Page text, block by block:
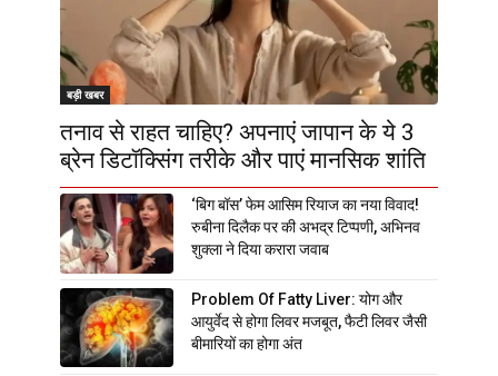
बड़ी खबर
तनाव से राहत चाहिए? अपनाएं जापान के ये 3
ब्रेन डिटॉक्सिंग तरीके और पाएं मानसिक शांति
‘बिग बॉस’ फेम आसिम रियाज का नया विवाद!
रुबीना दिलैक पर की अभद्र टिप्पणी, अभिनव
शुक्ला ने दिया करारा जवाब
Problem Of Fatty Liver: योग और
आयुर्वेद से होगा लिवर मजबूत, फैटी लिवर जैसी
बीमारियों का होगा अंत